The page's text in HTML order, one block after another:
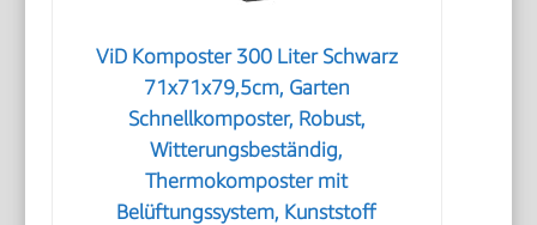
ViD Komposter 300 Liter Schwarz
71x71x79,5cm, Garten
Schnellkomposter, Robust,
Witterungsbeständig,
Thermokomposter mit
Belüftungssystem, Kunststoff